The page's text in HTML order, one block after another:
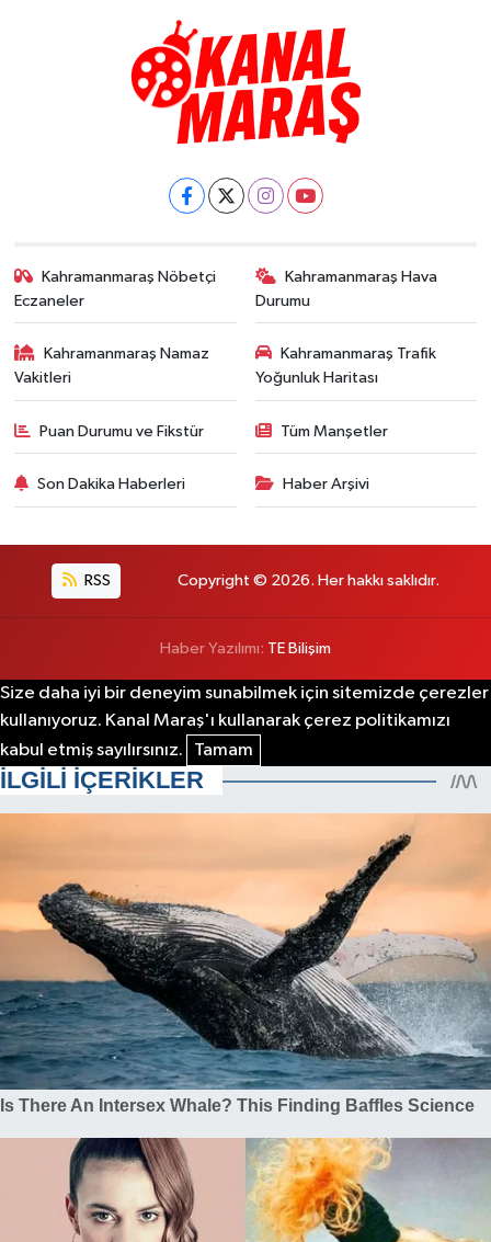
Kahramanmaraş Nöbetçi
Eczaneler
Kahramanmaraş Hava
Durumu
Kahramanmaraş Namaz
Vakitleri
Kahramanmaraş Trafik
Yoğunluk Haritası
Puan Durumu ve Fikstür Tüm Manşetler
Son Dakika Haberleri Haber Arşivi
RSS Copyright © 2026. Her hakkı saklıdır.
Haber Yazılımı: TE Bilişim
Size daha iyi bir deneyim sunabilmek için sitemizde çerezler
kullanıyoruz. Kanal Maraş'ı kullanarak çerez politikamızı
kabul etmiş sayılırsınız.
Tamam